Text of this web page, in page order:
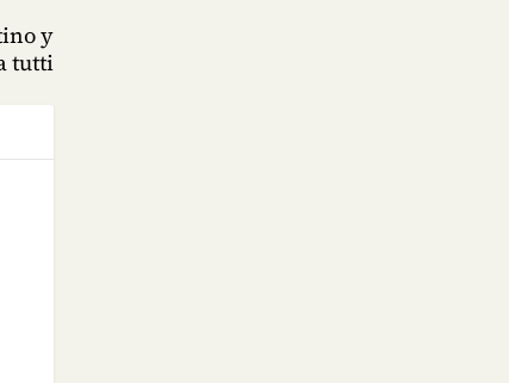
y
tutti